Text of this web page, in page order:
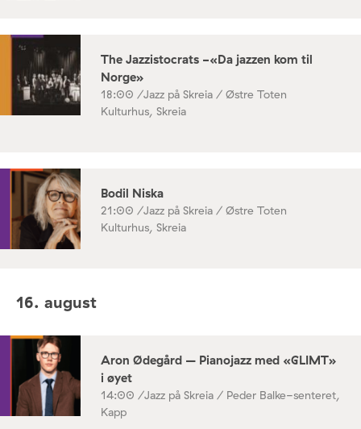
The Jazzistocrats -«Da jazzen kom til
Norge»
18:00 /Jazz på Skreia / Østre Toten
Kulturhus, Skreia
Bodil Niska
21:00 /Jazz på Skreia / Østre Toten
Kulturhus, Skreia
16. august
Aron Ødegård – Pianojazz med «GLIMT»
i øyet
14:00 /Jazz på Skreia / Peder Balke-senteret,
Kapp